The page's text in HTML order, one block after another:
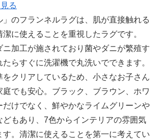
る
」のフランネルラグは、肌が直接触れる
に使えることを重視したラグです。
ニ加工が施されており菌やダニが繁殖す
らすぐに洗濯機で丸洗いでできます。
をクリアしているため、小さなお子さん
でも安心。ブラック、ブラウン、ホワ
だけでなく、鮮やかなライムグリーンや
どもあり、7色からインテリアの雰囲気
す。清潔に使えることを第一に考えてい